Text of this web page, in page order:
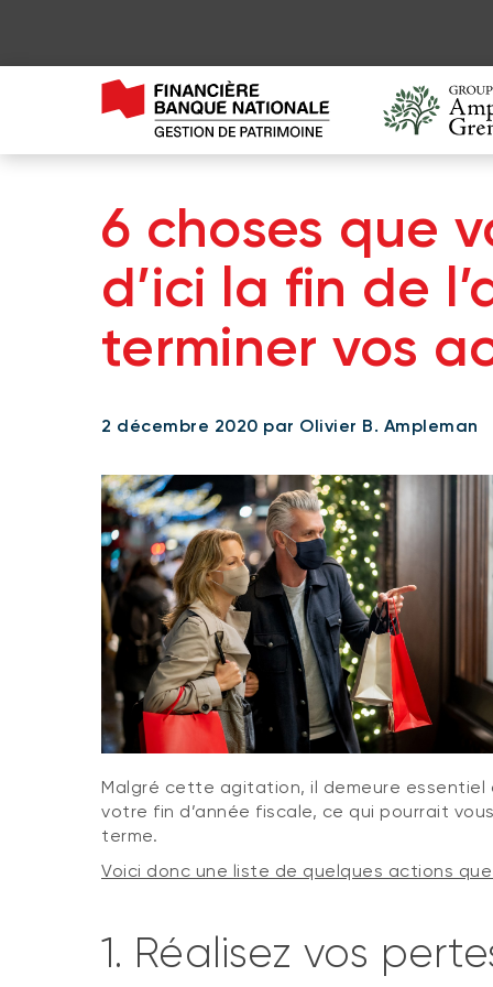
6 choses que
d’ici la fin de
terminer vos
2 décembre 2020 par Olivier B. Ampleman
Malgré cette agitation, il demeure
votre fin d’année fiscale, ce qui pourrait
terme.
Voici donc une liste de quelques actions
1. Réalisez vos